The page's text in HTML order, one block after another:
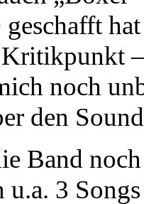
noch
den
Band
u.a. 3